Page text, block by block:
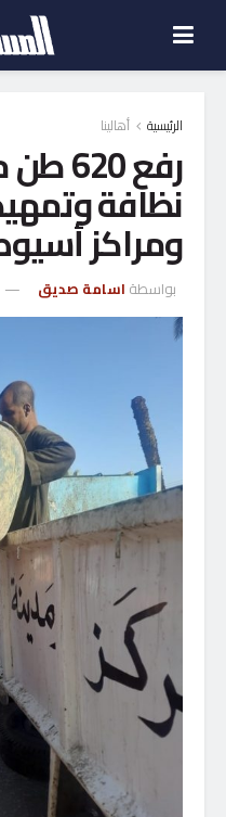
الرئيسية أهالينا
رفع
نظافة
ومراكز
بواسطة اسامة صديق